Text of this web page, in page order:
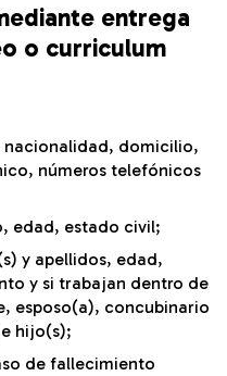
entrega
o curriculum
nacionalidad, domicilio,
números telefónicos
edad, estado civil;
y apellidos, edad,
y si trabajan dentro de
esposo(a), concubinario
hijo(s);
de fallecimiento